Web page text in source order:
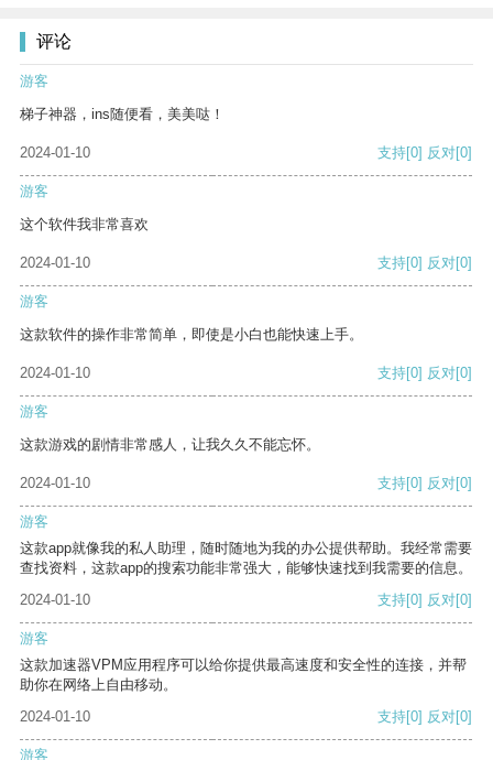
评论
游客
梯子神器，ins随便看，美美哒！
2024-01-10 支持[0] 反对[0]
游客
这个软件我非常喜欢
2024-01-10 支持[0] 反对[0]
游客
这款软件的操作非常简单，即使是小白也能快速上手。
2024-01-10 支持[0] 反对[0]
游客
这款游戏的剧情非常感人，让我久久不能忘怀。
2024-01-10 支持[0] 反对[0]
游客
这款app就像我的私人助理，随时随地为我的办公提供帮助。我经常需要
查找资料，这款app的搜索功能非常强大，能够快速找到我需要的信息。
2024-01-10
支持[0] 反对[0]
游客
这款加速器VPM应用程序可以给你提供最高速度和安全性的连接，并帮
助你在网络上自由移动。
2024-01-10
支持[0] 反对[0]
游客